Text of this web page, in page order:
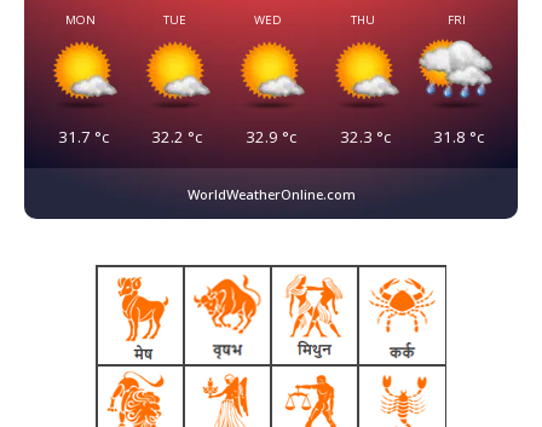
MON
31.7 °c
TUE
32.2 °c
WED
32.9 °c
THU
32.3 °c
FRI
31.8 °c
WorldWeatherOnline.com